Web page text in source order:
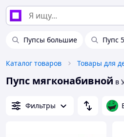
Пупсы большие Пупс
Каталог товаров Товары для
Пупс мягконабивной в
Фильтры